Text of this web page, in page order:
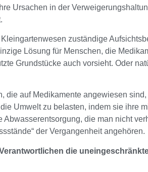
Ursachen in der
zuständige
Lösung für Menschen, die
Grundstücke auch vorsieht. Oder
die auf Medikamente angewiesen
Umwelt zu belasten, indem sie ihre
Abwasserentsorgung, die man nicht
der Vergangenheit angehören.
die